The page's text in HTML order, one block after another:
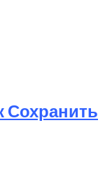
Сохранить